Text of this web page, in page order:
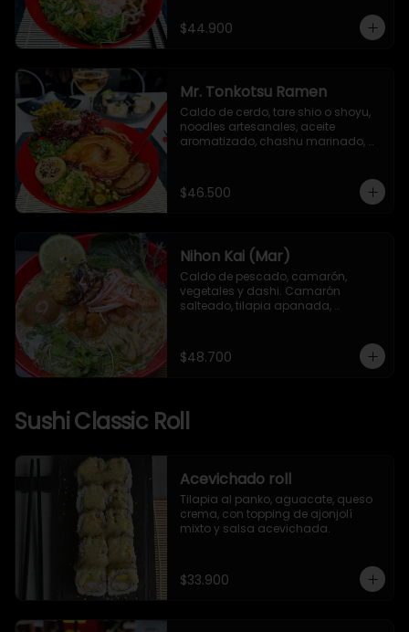
alga nori
$44.900
Mr. Tonkotsu Ramen
Caldo de cerdo, tare shio o shoyu,
noodles artesanales, aceite
aromatizado, chashu marinado,
nori.
$46.500
Nihon Kai (Mar)
Caldo de pescado, camarón,
vegetales y dashi. Camarón
salteado, tilapia apanada,
ajonjolí y alga nori.
$48.700
Sushi Classic Roll
Acevichado roll
Tilapia al panko, aguacate, queso
crema, con topping de ajonjolí
mixto y salsa acevichada.
$33.900